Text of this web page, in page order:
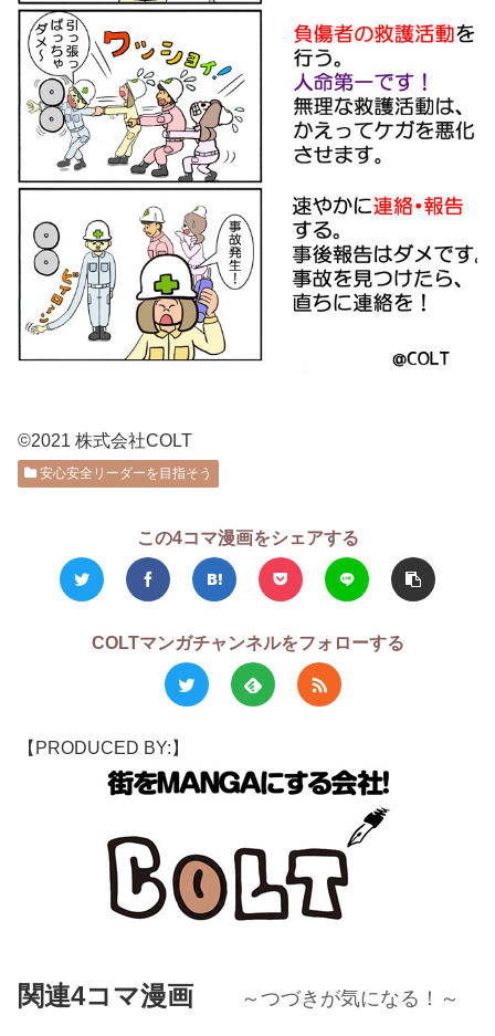
©2021 株式会社COLT
安心安全リーダーを目指そう
この4コマ漫画をシェアする
COLTマンガチャンネルをフォローする
【PRODUCED BY:】
関連4コマ漫画 ～つづきが気になる！～